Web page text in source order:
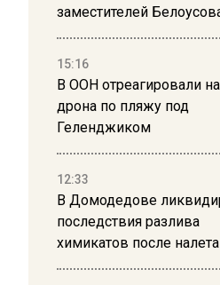
заместителей
15:16
В ООН отреагировали на
дрона по пляжу под
Геленджиком
12:33
В Домодедове
последствия разлива
химикатов после